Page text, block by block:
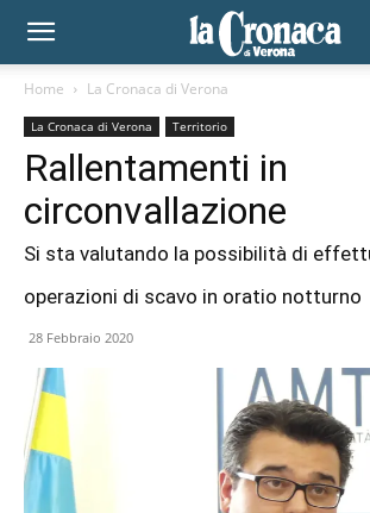
Home La Cronaca di Verona
La Cronaca di Verona Territorio
Rallentamenti in
circonvallazione
Si sta valutando la possibilità di
operazioni di scavo in oratio notturno
28 Febbraio 2020